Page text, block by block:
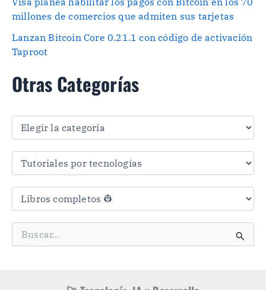
millones de comercios que admiten sus tarjetas
Lanzan Bitcoin Core 0.21.1 con código de activación
Taproot
Otras Categorías
O
a
a